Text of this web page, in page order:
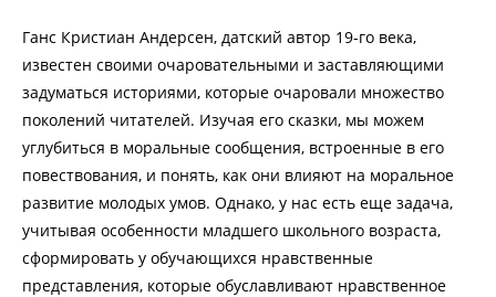
Ганс Кристиан Андерсен, датский автор 19-го века,
известен своими очаровательными и заставляющими
задуматься историями, которые очаровали множество
поколений читателей. Изучая его сказки, мы можем
углубиться в моральные сообщения, встроенные в его
повествования, и понять, как они влияют на моральное
развитие молодых умов. Однако, у нас есть еще задача,
учитывая особенности младшего школьного возраста,
сформировать у обучающихся нравственные
представления, которые обуславливают нравственное